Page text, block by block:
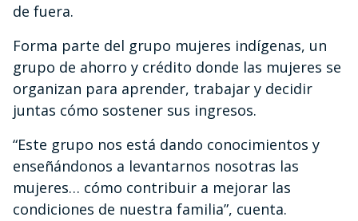
de fuera.
Forma parte del grupo mujeres indígenas, un
grupo de ahorro y crédito donde las mujeres se
organizan para aprender, trabajar y decidir
juntas cómo sostener sus ingresos.
“Este grupo nos está dando conocimientos y
enseñándonos a levantarnos nosotras las
mujeres… cómo contribuir a mejorar las
condiciones de nuestra familia”, cuenta.